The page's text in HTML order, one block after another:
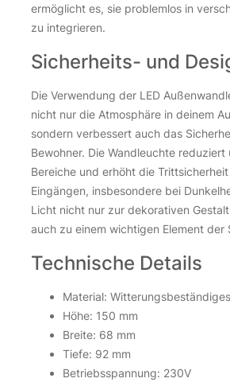
ermöglicht es, sie problemlos in
zu integrieren.
Sicherheits- und
Die Verwendung der LED
nicht nur die Atmosphäre in deinem
sondern verbessert auch das
Bewohner. Die Wandleuchte reduziert
Bereiche und erhöht die
Eingängen, insbesondere bei
Licht nicht nur zur dekorativen
auch zu einem wichtigen Element der
Technische Details
Material:
Höhe: 150 mm
Breite: 68 mm
Tiefe: 92 mm
Betriebsspannung: 230V